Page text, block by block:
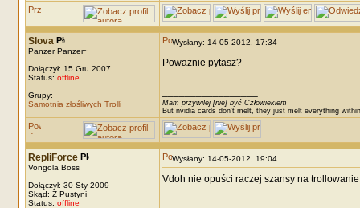
Slova
Panzer Panzer~
Dołączył: 15 Gru 2007
Status: offline
Grupy:
Samotnia złośliwych Trolli
Wysłany: 14-05-2012, 17:34
Poważnie pytasz?
Mam przywilej [nie] być Człowiekiem
But nvidia cards don't melt, they just melt everything
RepliForce
Vongola Boss
Dołączył: 30 Sty 2009
Skąd: Z Pustyni
Status: offline
Wysłany: 14-05-2012, 19:04
Vdoh nie opuści raczej szansy na